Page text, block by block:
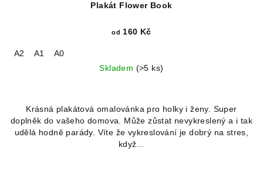
Plakát Flower Book
od 160 Kč
A2 A1
A0
Skladem (>5 ks)
Krásná plakátová omalovánka pro holky i ženy. Super
doplněk do vašeho domova. Může zůstat nevykreslený a i tak
udělá hodně parády. Víte že vykreslování je dobrý na stres,
když...